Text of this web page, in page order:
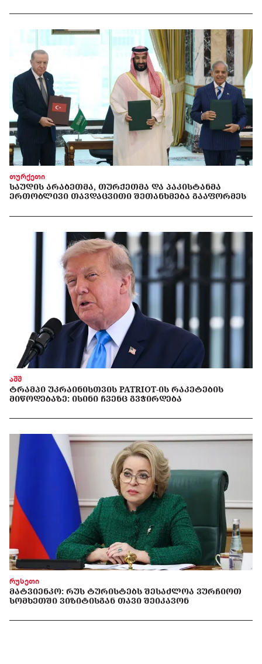
თურქეთი
ᲡᲐᲣᲓᲘᲡ ᲐᲠᲐᲑᲔᲗᲛᲐ, ᲗᲣᲠᲥᲔᲗᲛᲐ ᲓᲐ ᲞᲐᲙᲘᲡᲢᲐᲜᲛᲐ
ᲔᲠᲗᲝᲑᲚᲘᲕᲘ ᲗᲐᲕᲓᲐᲪᲕᲘᲗᲘ ᲨᲔᲗᲐᲜᲮᲛᲔᲑᲐ ᲒᲐᲐᲤᲝᲠᲛᲔᲡ
აშშ
ᲢᲠᲐᲛᲞᲘ ᲣᲙᲠᲐᲘᲜᲘᲡᲗᲕᲘᲡ PATRIOT-ᲘᲡ ᲠᲐᲙᲔᲢᲔᲑᲘᲡ
ᲛᲘᲬᲝᲓᲔᲑᲐᲖᲔ: ᲘᲡᲘᲜᲘ ᲩᲕᲔᲜᲪ ᲒᲕᲭᲘᲠᲓᲔᲑᲐ
რუსეთი
ᲛᲐᲢᲕᲘᲔᲜᲙᲝ: ᲠᲣᲡ ᲢᲣᲠᲘᲡᲢᲔᲑᲡ ᲨᲔᲡᲐᲫᲚᲝᲐ ᲕᲣᲠᲩᲘᲝᲗ
ᲡᲝᲛᲮᲔᲗᲨᲘ ᲕᲘᲖᲘᲢᲘᲡᲒᲐᲜ ᲗᲐᲕᲘ ᲨᲔᲘᲙᲐᲕᲝᲜ